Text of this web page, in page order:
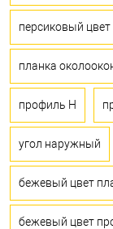
персиковый цвет
планка
профиль H
угол наружный
бежевый цвет
бежевый цвет